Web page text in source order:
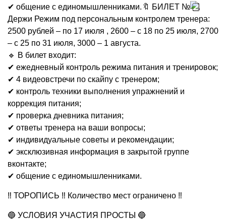
✔ общение с единомышленниками.🔖 БИЛЕТ №
.
Держи Режим под персональным контролем тренера:
2500 рублей – по 17 июля , 2600 – с 18 по 25 июля, 2700
– с 25 по 31 июля, 3000 – 1 августа.
🔹 В билет входит:
✔ ежедневный контроль режима питания и тренировок;
✔ 4 видеовстречи по скайпу с тренером;
✔ контроль техники выполнения упражнений и
коррекция питания;
✔ проверка дневника питания;
✔ ответы тренера на ваши вопросы;
✔ индивидуальные советы и рекомендации;
✔ эксклюзивная информация в закрытой группе
вконтакте;
✔ общение с единомышленниками.
‼ ТОРОПИСЬ ‼ Количество мест ограничено ‼
🔵 УСЛОВИЯ УЧАСТИЯ ПРОСТЫ 🔵